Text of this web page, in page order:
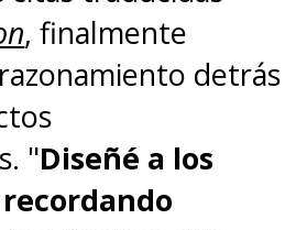
, finalmente
detrás
"Diseñé a los